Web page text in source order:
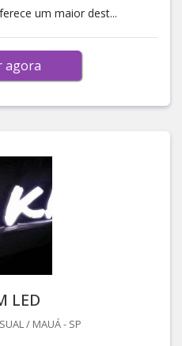
um maior dest...
agora
LED
/ MAUÁ - SP